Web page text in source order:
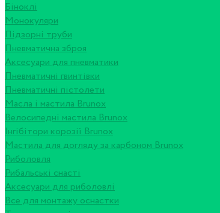
Біноклі
Монокуляри
Підзорні труби
Пневматична зброя
Аксесуари для пневматики
Пневматичні гвинтівки
Пневматичні пістолети
Масла і мастила Brunox
Велосипедні мастила Brunox
Інгібітори корозії Brunox
Мастила для догляду за карбоном Brunox
Риболовля
Рибальські снасті
Аксесуари для риболовлі
Все для монтажу оснастки